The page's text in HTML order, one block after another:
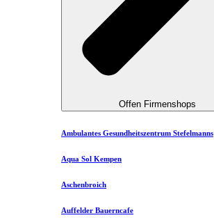
Offen Firmenshops
Ambulantes Gesundheitszentrum Stefelmanns
Aqua Sol Kempen
Aschenbroich
Auffelder Bauerncafe